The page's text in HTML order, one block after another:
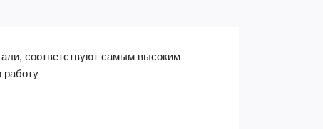
соответствуют самым высоким
работу